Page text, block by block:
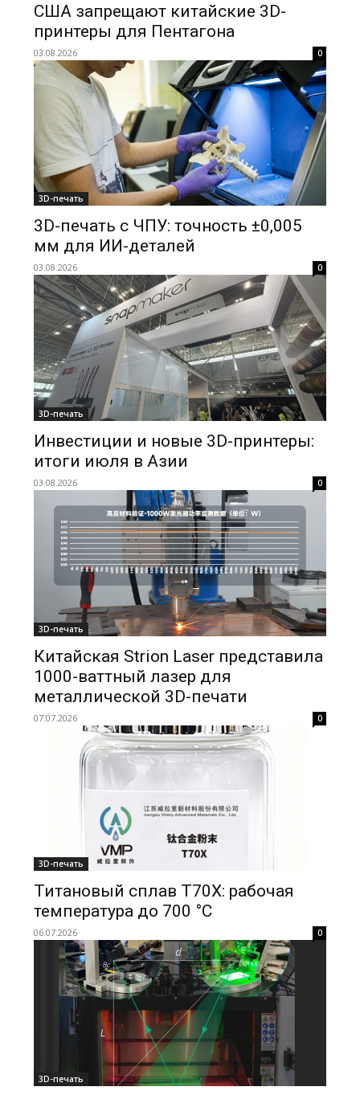
США запрещают китайские 3D-
принтеры для Пентагона
03.08.2026 0
3D-печать
3D-печать с ЧПУ: точность ±0,005
мм для ИИ-деталей
03.08.2026 0
3D-печать
Инвестиции и новые 3D-принтеры:
итоги июля в Азии
03.08.2026 0
3D-печать
Китайская Strion Laser представила
1000-ваттный лазер для
металлической 3D-печати
07.07.2026 0
3D-печать
Титановый сплав T70X: рабочая
температура до 700 °C
06.07.2026 0
3D-печать